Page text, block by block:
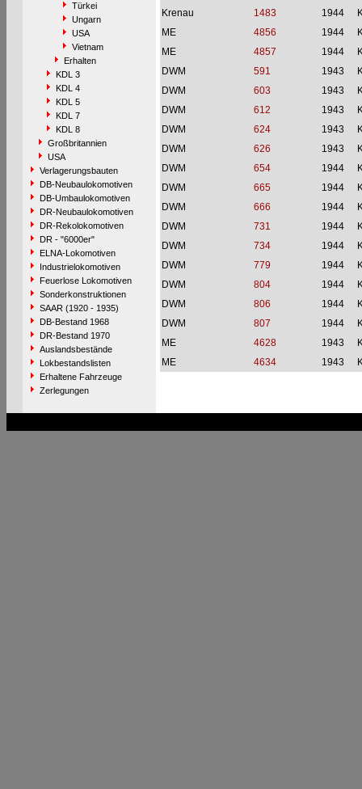
Türkei
Ungarn
USA
Vietnam
Erhalten
KDL 3
KDL 4
KDL 5
KDL 7
KDL 8
Großbritannien
USA
Verlagerungsbauten
DB-Neubaulokomotiven
DB-Umbaulokomotiven
DR-Neubaulokomotiven
DR-Rekolokomotiven
DR - "6000er"
ELNA-Lokomotiven
Industrielokomotiven
Feuerlose Lokomotiven
Sonderkonstruktionen
SAAR (1920 - 1935)
DB-Bestand 1968
DR-Bestand 1970
Auslandsbestände
Lokbestandslisten
Erhaltene Fahrzeuge
Zerlegungen
Krenau
1483 1944
ME
4856 1944
ME
4857 1944
DWM
591 1943
DWM
603 1943
DWM
612 1943
DWM
624 1943
DWM
626 1943
DWM
654 1944
DWM
665 1944
DWM
666 1944
DWM
731 1944
DWM
734 1944
DWM
779 1944
DWM
804 1944
DWM
806 1944
DWM
807 1944
ME
4628 1943
ME
4634 1943